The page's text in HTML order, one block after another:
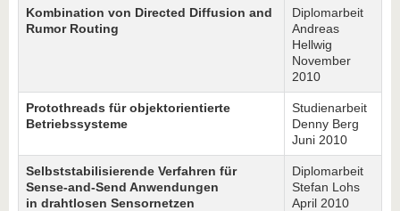
Kombination von Directed Diffusion and
Rumor Routing
Diplomarbeit
Andreas
Hellwig
November
2010
Protothreads für objektorientierte
Betriebssysteme
Studienarbeit
Denny Berg
Juni 2010
Selbststabilisierende Verfahren für
Sense-and-Send Anwendungen
in drahtlosen Sensornetzen
Diplomarbeit
Stefan Lohs
April 2010